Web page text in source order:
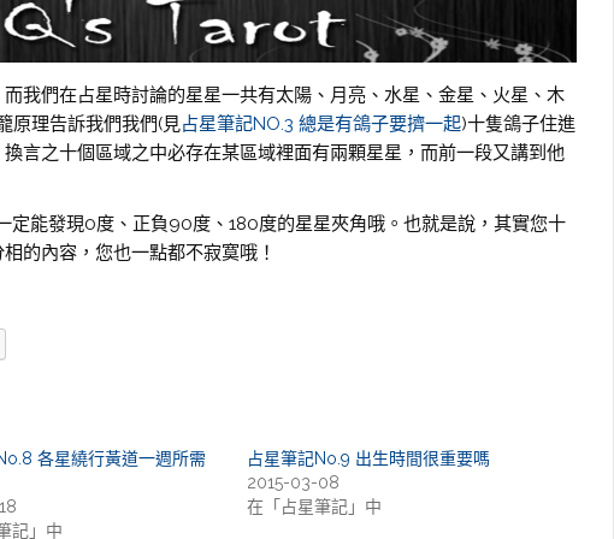
我們在占星時討論的星星一共有太陽、月亮、水星、金星、火星、木
原理告訴我們我們(見占星筆記NO.3 總是有鴿子要擠一起)十隻鴿子住進
言之十個區域之中必存在某區域裡面有兩顆星星，而前一段又講到他
定能發現0度、正負90度、180度的星星夾角哦。也就是說，其實您十
的內容，您也一點都不寂寞哦！
各星繞行黃道一週所需
記」中
占星筆記No.9 出生時間很重要嗎
2015-03-08
在「占星筆記」中